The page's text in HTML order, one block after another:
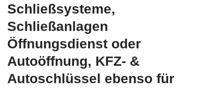
Schließsysteme,
Schließanlagen
Öffnungsdienst oder
Autoöffnung, KFZ- &
Autoschlüssel ebenso für